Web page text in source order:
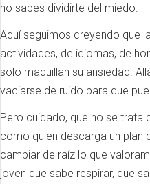
no sabes dividirte del miedo.
Aquí seguimos creyendo que
actividades, de idiomas, de
solo maquillan su ansiedad.
vaciarse de ruido para que
Pero cuidado, que no se
como quien descarga un plan
cambiar de raíz lo que
joven que sabe respirar, que